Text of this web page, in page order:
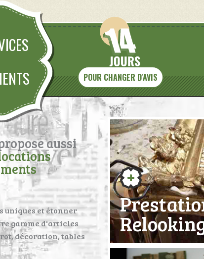
POUR CHANGER D'AVIS
aussi
uniques et étonner
gamme d'articles
décoration, tables